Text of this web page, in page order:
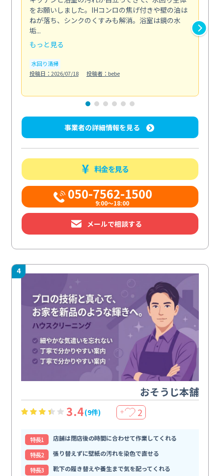
をお願いしました。IHコンロの焦げ付きや壁の油は
ねが落ち、シンクのくすみも解消。浴室は鏡の水
垢...
もっと見る
水回り清掃
投稿日：2026/07/18
投稿者：bebe
事業者の詳細情報を見る
料金を見る
050-7562-1500
9:00～18:00
メールで相談する
4
おそうじ本舗
3.4(9件) ＋ 2
特⻑1
店舗は閉店後の時間に合わせて作業してくれる
特⻑2
張り替えずに壁紙の汚れを染色で直せる
特⻑3
靴下の履き替えや養生まで気を配ってくれる